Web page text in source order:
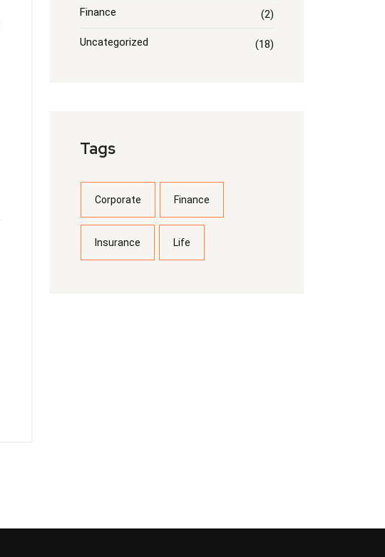
Finance (2)
Uncategorized (18)
Tags
Corporate Finance
Insurance Life